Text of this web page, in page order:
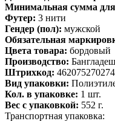
Минимальная сумма для
Футер: 3 нити
Гендер (пол): мужской
Обязательная
Цвета товара: бордовый
Производство: Бангладеш
Штрихкод:
Вид упаковки:
Кол. в упаковке: 1 шт.
Вес с упаковкой: 552 г.
Транспортная упаковка: